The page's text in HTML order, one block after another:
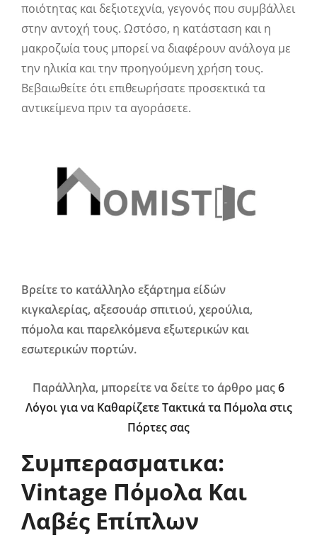
ποιότητας και δεξιοτεχνία, γεγονός που συμβάλλει
στην αντοχή τους. Ωστόσο, η κατάσταση και η
μακροζωία τους μπορεί να διαφέρουν ανάλογα με
την ηλικία και την προηγούμενη χρήση τους.
Βεβαιωθείτε ότι επιθεωρήσατε προσεκτικά τα
αντικείμενα πριν τα αγοράσετε.
Βρείτε το κατάλληλο εξάρτημα είδών
κιγκαλερίας, αξεσουάρ σπιτιού, χερούλια,
πόμολα και παρελκόμενα εξωτερικών και
εσωτερικών πορτών.
Παράλληλα, μπορείτε να δείτε το άρθρο μας6
Λόγοι για να Καθαρίζετε Τακτικά τα Πόμολα στις
Πόρτες σας
Συμπερασματικα:
Vintage Πόμολα Και
Λαβές Επίπλων